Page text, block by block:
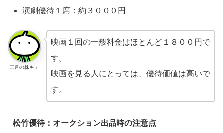
演劇優待１席：約３０００円
三月の株キチ
映画１回の一般料金はほとんど１８００円で
す。
映画を見る人にとっては、優待価値は高いで
す。
松竹優待：オークション出品時の注意点